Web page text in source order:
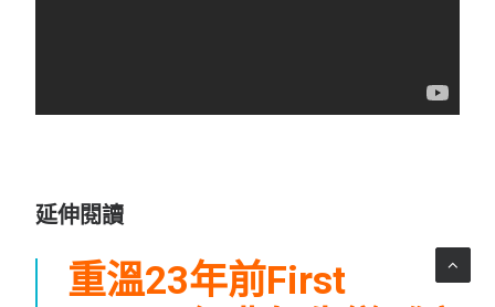
延伸閱讀
重溫23年前First